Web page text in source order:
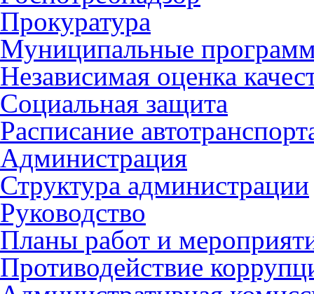
Прокуратура
Муниципальные
Независимая оценка
Социальная защита
Расписание
Администрация
Структура администрации
Руководство
Планы работ и
Противодействие